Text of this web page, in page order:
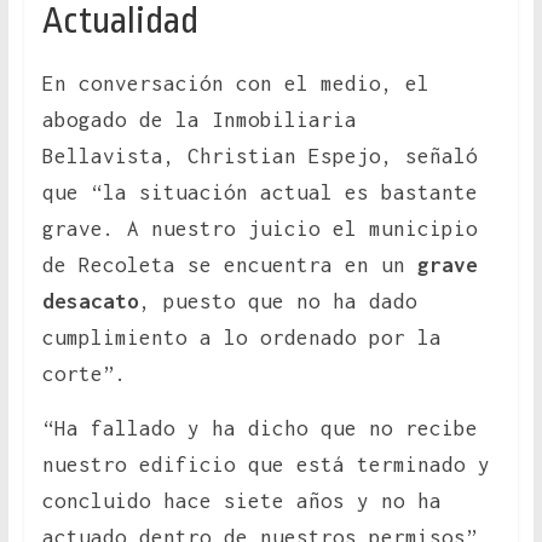
Actualidad
En conversación con el medio, el
abogado de la Inmobiliaria
Bellavista, Christian Espejo, señaló
que “la situación actual es bastante
grave. A nuestro juicio el municipio
de Recoleta se encuentra en un grave
desacato , puesto que no ha dado
cumplimiento a lo ordenado por la
corte”.
“Ha fallado y ha dicho que no recibe
nuestro edificio que está terminado y
concluido hace siete años y no ha